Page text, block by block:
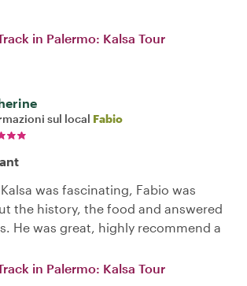
in Palermo: Kalsa Tour
sul local Fabio
was fascinating, Fabio was
the history, the food and answered
He was great, highly recommend a
in Palermo: Kalsa Tour